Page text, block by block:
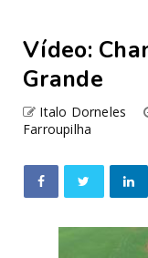
Vídeo:
Grande
Italo Dorneles
Farroupilha